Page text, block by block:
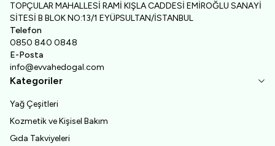
TOPÇULAR MAHALLESİ RAMİ KIŞLA CADDESİ EMİROĞLU SANAYİ
SİTESİ B BLOK NO:13/1 EYÜPSULTAN/İSTANBUL
Telefon
0850 840 0848
E-Posta
info@evvahedogal.com
Kategoriler
Yağ Çeşitleri
Kozmetik ve Kişisel Bakım
Gıda Takviyeleri